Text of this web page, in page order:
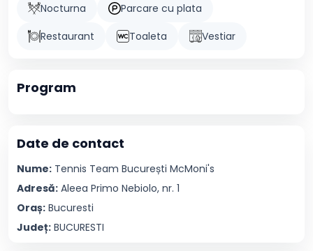
Nocturna
Parcare cu plata
Restaurant
Toaleta Vestiar
Program
Date de contact
Nume: Tennis Team București McMoni's
Adresă: Aleea Primo Nebiolo, nr. 1
Oraș: Bucuresti
Județ: BUCURESTI